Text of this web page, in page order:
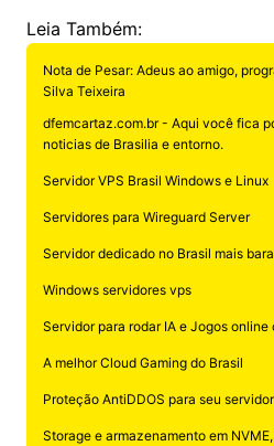
Leia Também:
Nota de Pesar: Adeus ao amigo,
Silva Teixeira
dfemcartaz.com.br - Aqui você fica
noticias de Brasilia e entorno.
Servidor VPS Brasil Windows e Linux
Servidores para Wireguard Server
Servidor dedicado no Brasil mais
Windows servidores vps
Servidor para rodar IA e Jogos online
A melhor Cloud Gaming do Brasil
Proteção AntiDDOS para seu servidor
Storage e armazenamento em